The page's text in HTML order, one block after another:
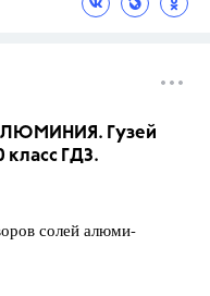
Гузей
ГДЗ.
солей алюми-